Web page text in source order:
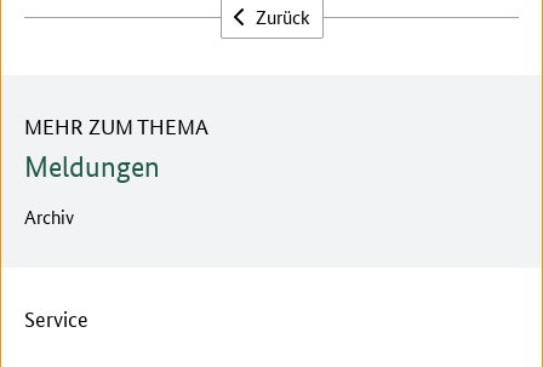
Zurück
MEHR ZUM THEMA
Meldungen
Archiv
Service